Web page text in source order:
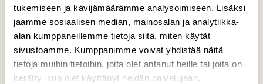
tukemiseen ja kävijämäärämme analysoimiseen. Lisäksi
jaamme sosiaalisen median, mainosalan ja analytiikka-
alan kumppaneillemme tietoja siitä, miten käytät
sivustoamme. Kumppanimme voivat yhdistää näitä
tietoja muihin tietoihin, joita olet antanut heille tai joita on
kerätty, kun olet käyttänyt heidän palvelujaan.
A
Kuvat